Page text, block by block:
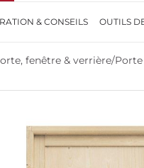
& CONSEILS OUTILS
fenêtre & verrière/